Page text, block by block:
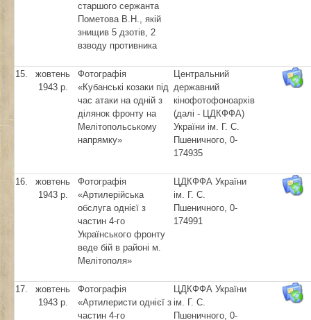
старшого сержанта
Пометова В.Н., якій
знищив 5 дзотів, 2
взводу противника
15.
жовтень
1943 р.
Фотографія
«Кубанські козаки під
час атаки на одній з
ділянок фронту на
Мелітопольському
напрямку»
Центральний
державний
кінофотофоноархів
(далі - ЦДКФФА)
України ім. Г. С.
Пшеничного, 0-
174935
16.
жовтень
1943 р.
Фотографія
«Артилерійська
обслуга однієї з
частин 4-го
Українського фронту
веде бій в районі м.
Мелітополя»
ЦДКФФА України
ім. Г. С.
Пшеничного, 0-
174991
17.
жовтень
1943 р.
Фотографія
«Артилеристи однієї з
частин 4-го
ЦДКФФА України
ім. Г. С.
Пшеничного, 0-